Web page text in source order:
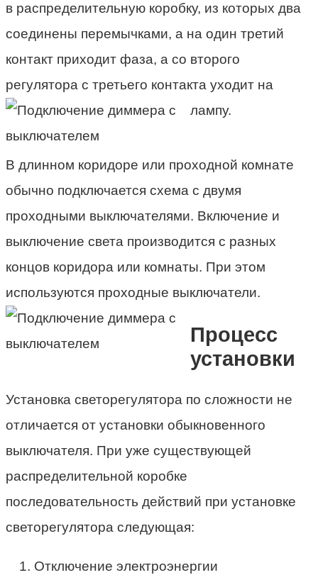
в распределительную коробку, из которых два
соединены перемычками, а на один третий
контакт приходит фаза, а со второго
регулятора с третьего контакта уходит на
лампу.
В длинном коридоре или проходной комнате
обычно подключается схема с двумя
проходными выключателями. Включение и
выключение света производится с разных
концов коридора или комнаты. При этом
используются проходные выключатели.
Процесс
установки
Установка светорегулятора по сложности не
отличается от установки обыкновенного
выключателя. При уже существующей
распределительной коробке
последовательность действий при установке
светорегулятора следующая:
Отключение электроэнергии